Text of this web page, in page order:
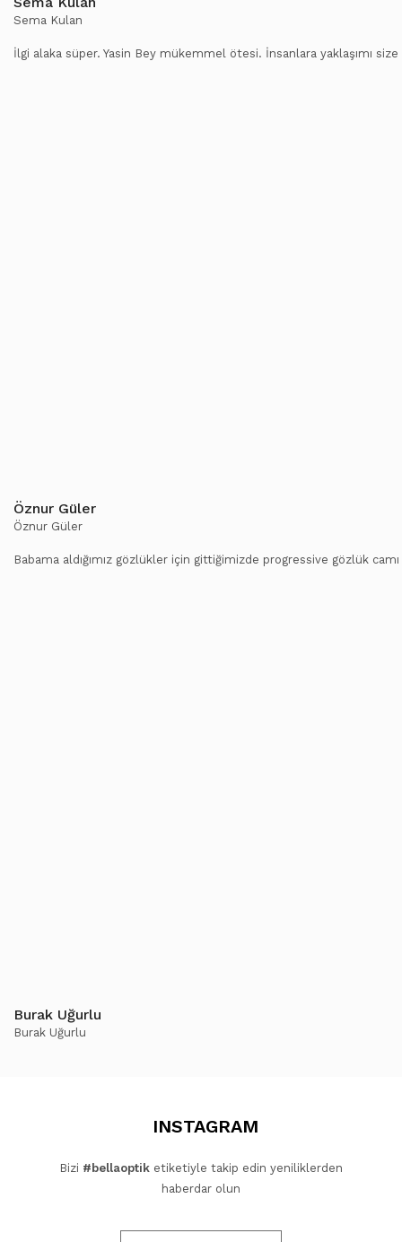
Sema Kulan
İlgi alaka süper. Yasin Bey mükemmel ötesi. İnsanlara yaklaşımı
Öznur Güler
Öznur Güler
Babama aldığımız gözlükler için gittiğimizde progressive gözlük
Burak Uğurlu
Burak Uğurlu
INSTAGRAM
Bizi #bellaoptik etiketiyle takip edin yeniliklerden
haberdar olun